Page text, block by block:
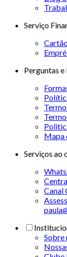
Serviço
Perguntas e
Mapa
Serviços ao
Canal
Sobre